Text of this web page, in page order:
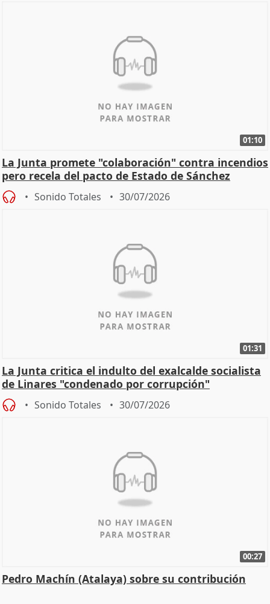
01:10
La Junta promete "colaboración" contra incendios
pero recela del pacto de Estado de Sánchez
Sonido Totales 30/07/2026
01:31
La Junta critica el indulto del exalcalde socialista
de Linares "condenado por corrupción"
Sonido Totales 30/07/2026
00:27
Pedro Machín (Atalaya) sobre su contribución